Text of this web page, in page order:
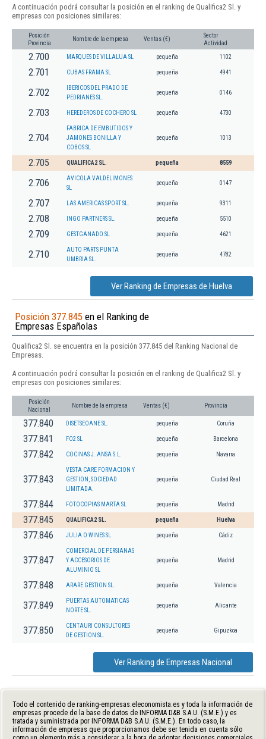
A continuación podrá consultar la posición en el ranking de Qualifica2 Sl. y
empresas con posiciones similares:
Posición
Provincia
Nombre de la empresa Ventas (€)
Sector
Actividad
2.700 MARQUES DE VILLALUA SL pequeña 1102
2.701 CUBAS FRAMA SL pequeña 4941
2.702
IBERICOS DEL PRADO DE
PEDRIANES SL.
pequeña 0146
2.703 HEREDEROS DE COCHERO SL pequeña 4730
2.704
FABRICA DE EMBUTIDOS Y
JAMONES BONILLA Y
COBOS SL
pequeña 1013
2.705 QUALIFICA2 SL. pequeña 8559
2.706
AVICOLA VALDELIMONES
SL
pequeña 0147
2.707 LAS AMERICAS SPORT SL. pequeña 9311
2.708 INGO PARTNERS SL. pequeña 5510
2.709 GESTGANADO SL pequeña 4621
2.710
AUTO PARTS PUNTA
UMBRIA SL.
pequeña 4782
Ver Ranking de Empresas de Huelva
Posición 377.845 en el Ranking de
Empresas Españolas
Qualifica2 Sl. se encuentra en la posición 377.845 del Ranking Nacional de
Empresas.
A continuación podrá consultar la posición en el ranking de Qualifica2 Sl. y
empresas con posiciones similares:
Posición
Nacional
Nombre de la empresa Ventas (€) Provincia
377.840 DISETSEOANE SL. pequeña Coruña
377.841 FO2 SL pequeña Barcelona
377.842 COCINAS J. ANSA S.L. pequeña Navarra
377.843
VESTA CARE FORMACION Y
GESTION, SOCIEDAD
LIMITADA.
pequeña Ciudad Real
377.844 FOTOCOPIAS MARTA SL pequeña Madrid
377.845 QUALIFICA2 SL. pequeña Huelva
377.846 JULIA O WINES SL. pequeña Cádiz
377.847
COMERCIAL DE PERSIANAS
Y ACCESORIOS DE
ALUMINIO SL
pequeña Madrid
377.848 ARARE GESTION SL. pequeña Valencia
377.849
PUERTAS AUTOMATICAS
NORTE SL.
pequeña Alicante
377.850
CENTAURI CONSULTORES
DE GESTION SL.
pequeña Gipuzkoa
Ver Ranking de Empresas Nacional
Todo el contenido de ranking-empresas.eleconomista.es y toda la información de
empresas procede de la base de datos de INFORMA D&B S.A.U. (S.M.E.) y es
tratada y suministrada por INFORMA D&B S.A.U. (S.M.E.). En todo caso, la
información de empresas que proporcionamos debe ser tenida en cuenta sólo